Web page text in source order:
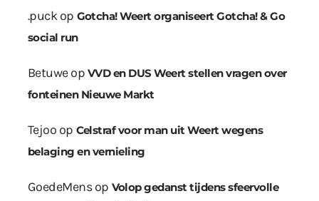
.puckop Gotcha! Weert organiseert Gotcha! & Go
social run
Betuweop VVD en DUS Weert stellen vragen over
fonteinen Nieuwe Markt
Tejoo op Celstraf voor man uit Weert wegens
belaging en vernieling
GoedeMensop Volop gedanst tijdens sfeervolle